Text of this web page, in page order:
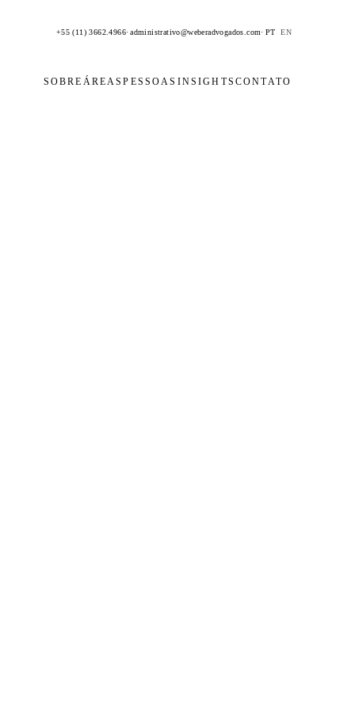
+55 (11) 3662.4966·administrativo@weberadvogados.com· PT EN
SOBRE ÁREASPESSOAS INSIGHTS CONTATO